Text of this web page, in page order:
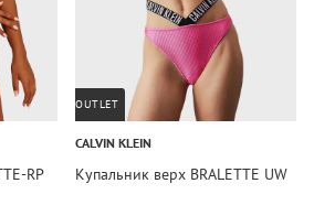
RP
OUTLET
CALVIN KLEIN
Купальник верх BRALETTE UW